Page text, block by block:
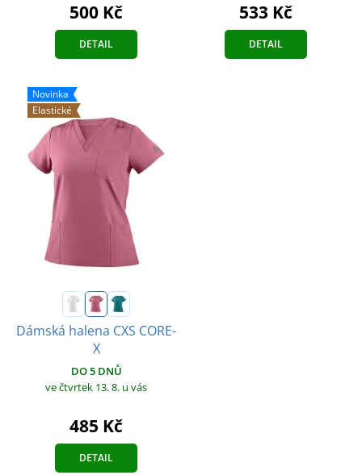
500 Kč
DETAIL
533 Kč
DETAIL
Novinka
Elastické
Dámská halena CXS CORE-
X
DO 5 DNŮ
ve čtvrtek 13. 8. u vás
485 Kč
DETAIL